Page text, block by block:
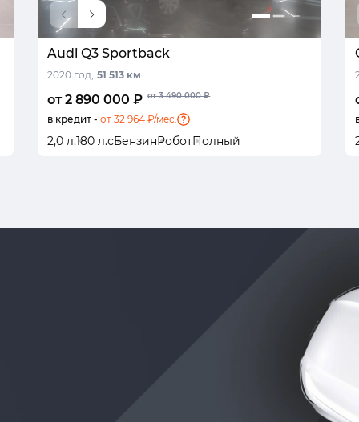
Audi Q3 Sportback
2020 год, 51 513 км
от 2 890 000 ₽ от 3 490 000 ₽
в кредит - от 32 964 ₽/мес.
2,0 л.180 л.сБензинРоботПолный